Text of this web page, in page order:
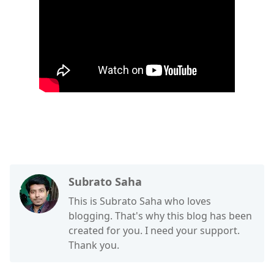
Subrato Saha
This is Subrato Saha who loves
blogging. That's why this blog has been
created for you. I need your support.
Thank you.